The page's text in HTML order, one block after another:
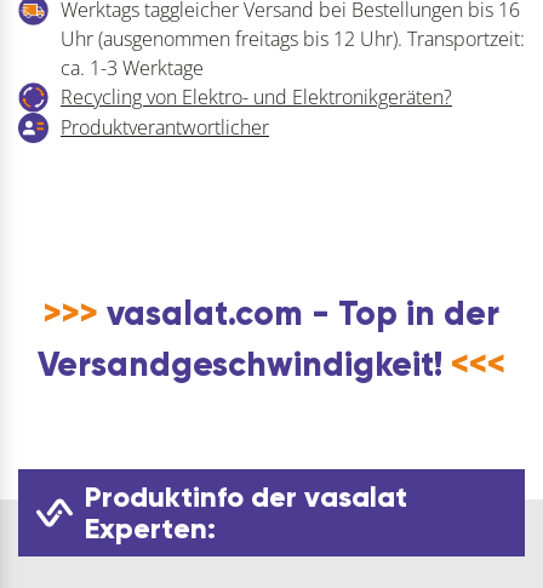
Werktags taggleicher Versand bei Bestellungen bis 16
Uhr (ausgenommen freitags bis 12 Uhr). Transportzeit:
ca. 1-3 Werktage
Recycling von Elektro- und Elektronikgeräten?
Produktverantwortlicher
>>> vasalat.com - Top in der
Versandgeschwindigkeit! <<<
Produktinfo der vasalat
Experten: